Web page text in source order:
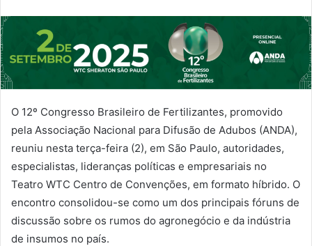
O 12º Congresso Brasileiro de Fertilizantes, promovido
pela Associação Nacional para Difusão de Adubos (ANDA),
reuniu nesta terça-feira (2), em São Paulo, autoridades,
especialistas, lideranças políticas e empresariais no
Teatro WTC Centro de Convenções, em formato híbrido. O
encontro consolidou-se como um dos principais fóruns de
discussão sobre os rumos do agronegócio e da indústria
de insumos no país.